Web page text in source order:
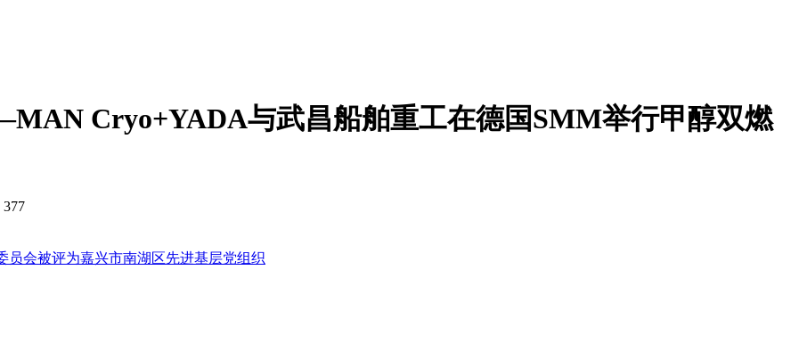
Cryo+YADA与武昌船舶重工在德国SMM举行甲醇双燃
会被评为嘉兴市南湖区先进基层党组织